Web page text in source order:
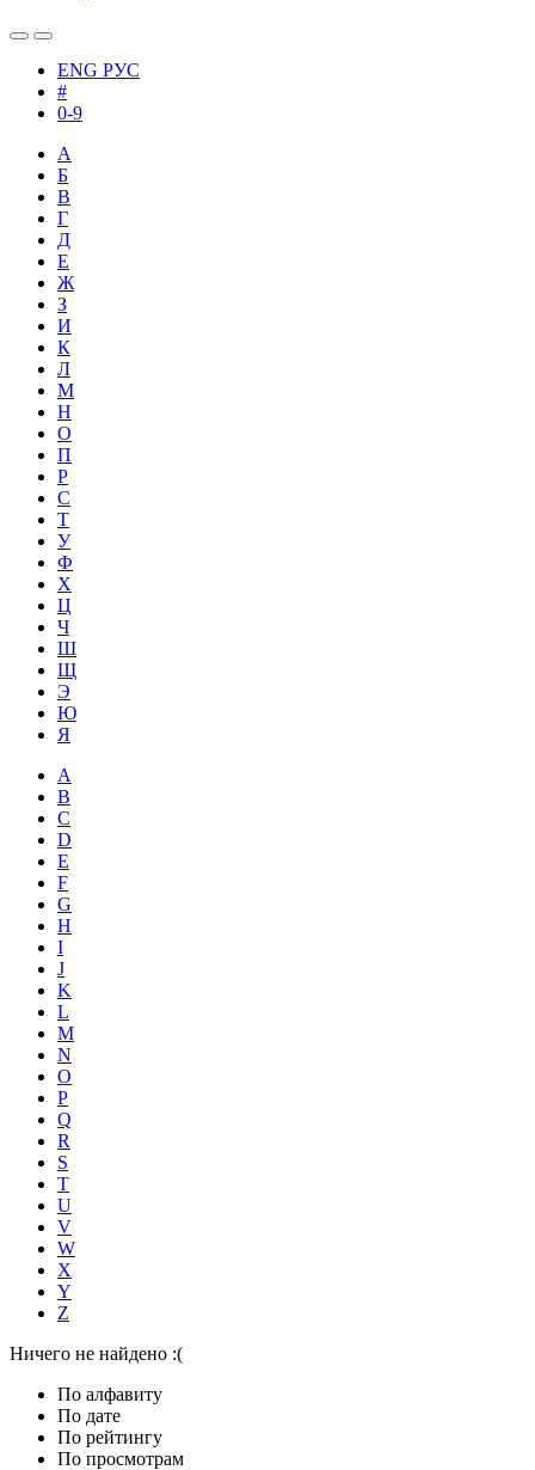
ENG РУС
#
0-9
А
Б
В
Г
Д
Е
Ж
З
И
К
Л
М
Н
О
П
Р
С
Т
У
Ф
Х
Ц
Ч
Ш
Щ
Э
Ю
Я
A
B
C
D
E
F
G
H
I
J
K
L
M
N
O
P
Q
R
S
T
U
V
W
X
Y
Z
Ничего не найдено :(
По алфавиту
По дате
По рейтингу
По просмотрам